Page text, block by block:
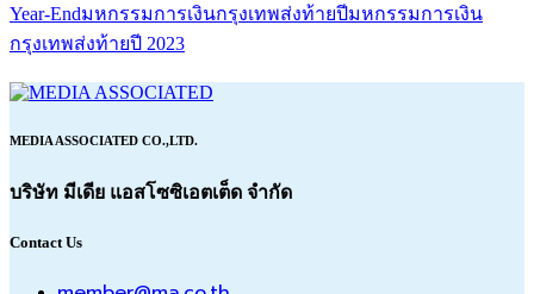
Year-Endมหกรรมการเงินกรุงเทพส่งท้ายปีมหกรรมการเงิน
กรุงเทพส่งท้ายปี 2023
MEDIA ASSOCIATED CO.,LTD.
บริษัท มีเดีย แอสโซซิเอตเต็ด จำกัด
Contact Us